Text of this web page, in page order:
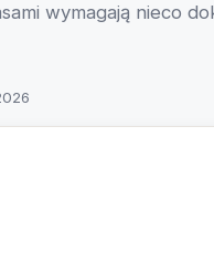
wymagają nieco